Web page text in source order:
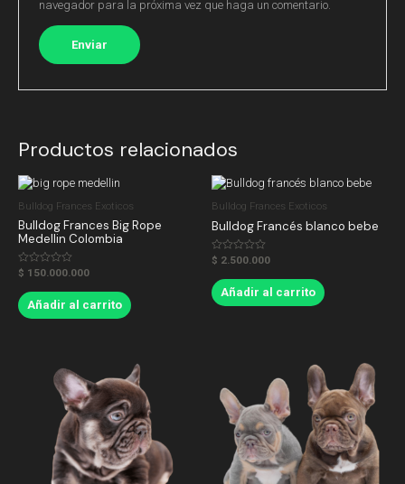
navegador para la próxima vez que haga un comentario.
Productos relacionados
Bulldog Frances Exoticos
Bulldog Frances Big Rope
Medellin Colombia
Valorado
de
5
$ 150.000.000
Añadir al carrito
Bulldog Frances Exoticos
Bulldog Francés blanco bebe
Valorado
de
5
$ 2.500.000
Añadir al carrito